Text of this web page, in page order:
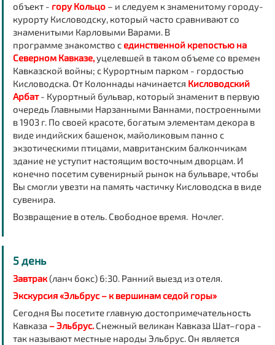
объект - гору Кольцо– и следуем к знаменитому городу-
курорту Кисловодску, который часто сравнивают со
знаменитыми Карловыми Варами. В
программе знакомство сединственной крепостью на
Северном Кавказе,уцелевшей в таком объеме со времен
Кавказской войны; с Курортным парком - гордостью
Кисловодска. От Колоннады начинается Кисловодский
Арбат- Курортный бульвар, который знаменит в первую
очередь Главными Нарзанными Ваннами, построенными
в 1903 г. По своей красоте, богатым элементам декора в
виде индийских башенок, майоликовым панно с
экзотическими птицами, мавританским балкончикам
здание не уступит настоящим восточным дворцам. И
конечно посетим сувенирный рынок на бульваре, чтобы
Вы смогли увезти на память частичку Кисловодска в виде
сувенира.
Возвращение в отель. Свободное время. Ночлег.
5 день
Завтрак(ланч бокс) 6:30. Ранний выезд из отеля.
Экскурсия «Эльбрус – к вершинам седой горы»
Сегодня Вы посетите главную достопримечательность
Кавказа– Эльбрус.Снежный великан Кавказа Шат–гора -
так называют местные народы Эльбрус. Он является